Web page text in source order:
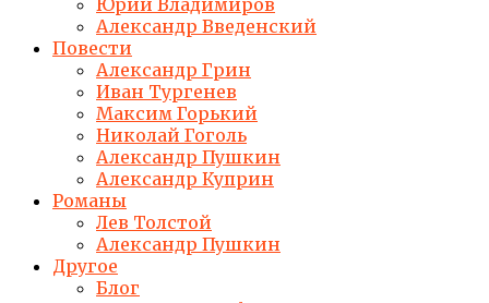
Юрий Владимиров
Александр Введенский
Повести
Александр Грин
Иван Тургенев
Максим Горький
Николай Гоголь
Александр Пушкин
Александр Куприн
Романы
Лев Толстой
Александр Пушкин
Другое
Блог